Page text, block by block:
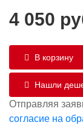
4 050
В корзину
Нашли
Отправляя
согласие на